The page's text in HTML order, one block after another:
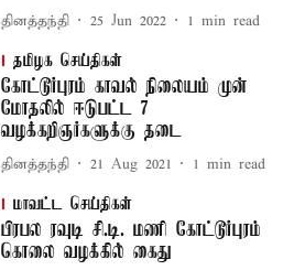
தினத்தந்தி 25 Jun 2022 1 min read
தமிழக செய்திகள்
கோட்டூர்புரம் காவல் நிலையம் முன்
மோதலில் ஈடுபட்ட 7
வழக்கறிஞர்களுக்கு தடை
தினத்தந்தி 21 Aug 2021 1 min read
மாவட்ட செய்திகள்
பிரபல ரவுடி சி.டி. மணி கோட்டூர்புரம்
கொலை வழக்கில் கைது